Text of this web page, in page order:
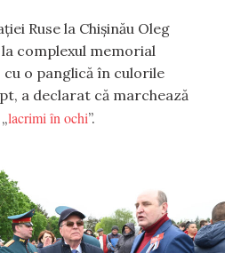
Ruse la Chișinău Oleg
complexul memorial
cu o panglică în culorile
a declarat că marchează
lacrimi în ochi”.